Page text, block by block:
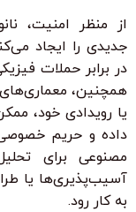
از منظر امنیت،
جدیدی را ایجاد
یا رویدادی خود،
داده و حریم خصوصی
مصنوعی برای
آسیب‌پذیری‌ها یا
به کار رود.